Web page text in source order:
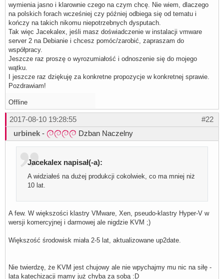
wymienia jasno i klarownie czego na czym chcę. Nie wiem, dlaczego
na polskich forach wcześniej czy później odbiega się od tematu i
kończy na takich nikomu niepotrzebnych dysputach.
Tak więc Jacekalex, jeśli masz doświadczenie w instalacji vmware
server 2 na Debianie i chcesz pomóc/zarobić, zapraszam do
współpracy.
Jeszcze raz proszę o wyrozumiałość i odnoszenie się do mojego
wątku.
I jeszcze raz dziękuję za konkretne propozycje w konkretnej sprawie.
Pozdrawiam!
Offline
#22
2017-08-10 19:28:55
urbinek - Dzban Naczelny
Jacekalex napisał(-a):
A widziałeś na dużej produkcji cokolwiek, co ma mniej niż
10 lat.
A few. W większości klastry VMware, Xen, pseudo-klastry Hyper-V w
wersji komercyjnej i darmowej ale nigdzie KVM ;)
Większość środowisk miała 2-5 lat, aktualizowane up2date.
Nie twierdzę, że KVM jest chujowy ale nie wpychajmy mu nic na siłę -
lata katechizacji mamy już chyba za sobą :D